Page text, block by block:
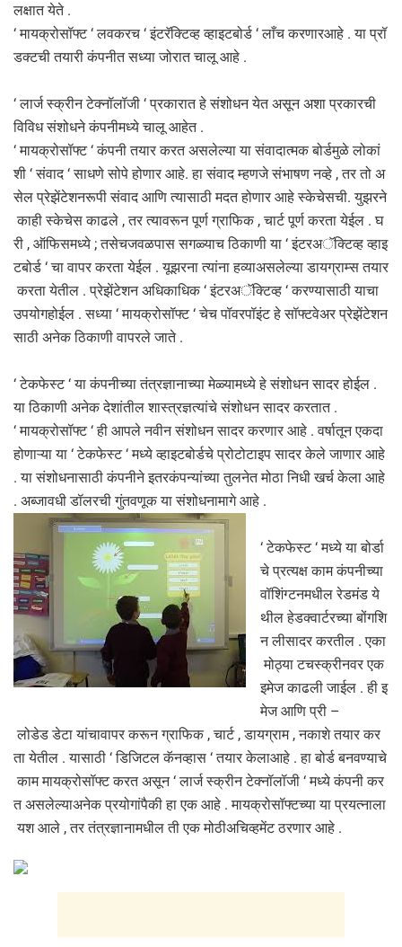
लक्षात येते .
‘ मायक्रोसॉफ्ट ‘ लवकरच ‘ इंटरॅक्टिव्ह व्हाइटबोर्ड ‘ लाँच करणारआहे . या प्रॉ
डक्टची तयारी कंपनीत सध्या जोरात चालू आहे .
‘ लार्ज स्क्रीन टेक्नॉलॉजी ‘ प्रकारात हे संशोधन येत असून अशा प्रकारची
विविध संशोधने कंपनीमध्ये चालू आहेत .
‘ मायक्रोसॉफ्ट ‘ कंपनी तयार करत असलेल्या या संवादात्मक बोर्डमुळे लोकां
शी ‘ संवाद ‘ साधणे सोपे होणार आहे. हा संवाद म्हणजे संभाषण नव्हे , तर तो अ
सेल प्रेझेंटेशनरूपी संवाद आणि त्यासाठी मदत होणार आहे स्केचेसची. युझरने
काही स्केचेस काढले , तर त्यावरून पूर्ण ग्राफिक , चार्ट पूर्ण करता येईल . घ
री , ऑफिसमध्ये ; तसेचजवळपास सगळ्याच ठिकाणी या ‘ इंटरअॅक्टिव्ह व्हाइ
टबोर्ड ‘ चा वापर करता येईल . यूझरना त्यांना हव्याअसलेल्या डायग्राम्स तयार
करता येतील . प्रेझेंटेशन अधिकाधिक ‘ इंटरअॅक्टिव्ह ‘ करण्यासाठी याचा
उपयोगहोईल . सध्या ‘ मायक्रोसॉफ्ट ‘ चेच पॉवरपॉइंट हे सॉफ्टवेअर प्रेझेंटेशन
साठी अनेक ठिकाणी वापरले जाते .
‘ टेकफेस्ट ‘ या कंपनीच्या तंत्रज्ञानाच्या मेळ्यामध्ये हे संशोधन सादर होईल .
या ठिकाणी अनेक देशांतील शास्त्रज्ञत्यांचे संशोधन सादर करतात .
‘ मायक्रोसॉफ्ट ‘ ही आपले नवीन संशोधन सादर करणार आहे . वर्षातून एकदा
होणाऱ्या या ‘ टेकफेस्ट ‘ मध्ये व्हाइटबोर्डचे प्रोटोटाइप सादर केले जाणार आहे
. या संशोधनासाठी कंपनीने इतरकंपन्यांच्या तुलनेत मोठा निधी खर्च केला आहे
. अब्जावधी डॉलरची गुंतवणूक या संशोधनामागे आहे .
‘ टेकफेस्ट ‘ मध्ये या बोर्डा
चे प्रत्यक्ष काम कंपनीच्या
वॉशिंग्टनमधील रेडमंड ये
थील हेडक्वार्टरच्या बोंगशि
न लीसादर करतील . एका
मोठ्या टचस्क्रीनवर एक
इमेज काढली जाईल . ही इ
मेज आणि प्री –
लोडेड डेटा यांचावापर करून ग्राफिक , चार्ट , डायग्राम , नकाशे तयार कर
ता येतील . यासाठी ‘ डिजिटल कॅनव्हास ‘ तयार केलाआहे . हा बोर्ड बनवण्याचे
काम मायक्रोसॉफ्ट करत असून ‘ लार्ज स्क्रीन टेक्नॉलॉजी ‘ मध्ये कंपनी कर
त असलेल्याअनेक प्रयोगांपैकी हा एक आहे . मायक्रोसॉफ्टच्या या प्रयत्नाला
यश आले , तर तंत्रज्ञानामधील ती एक मोठीअचिव्हमेंट ठरणार आहे .